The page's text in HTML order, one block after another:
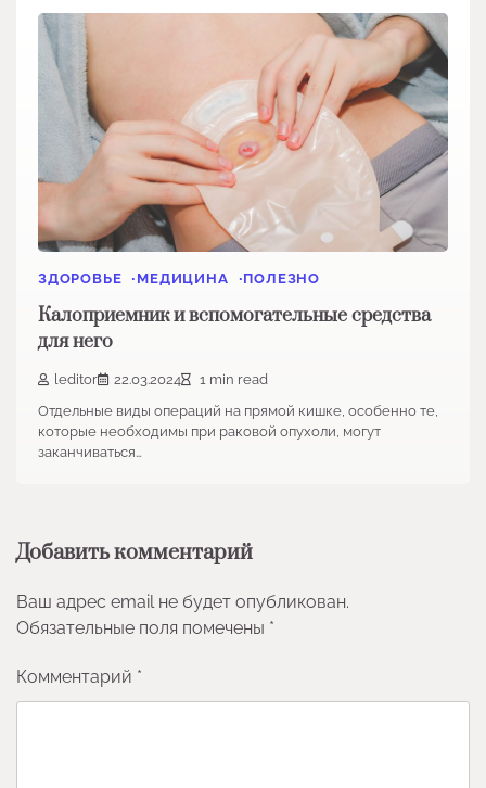
ЗДОРОВЬЕ МЕДИЦИНА ПОЛЕЗНО
Калоприемник и вспомогательные средства
для него
leditor 22.03.2024
1 min read
Отдельные виды операций на прямой кишке, особенно те,
которые необходимы при раковой опухоли, могут
заканчиваться…
Добавить комментарий
Ваш адрес email не будет опубликован.
Обязательные поля помечены *
Комментарий *